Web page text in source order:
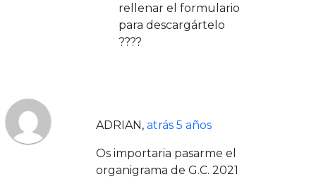
rellenar el formulario
para descargártelo
????
ADRIAN, atrás 5 años
Os importaria pasarme el
organigrama de G.C. 2021